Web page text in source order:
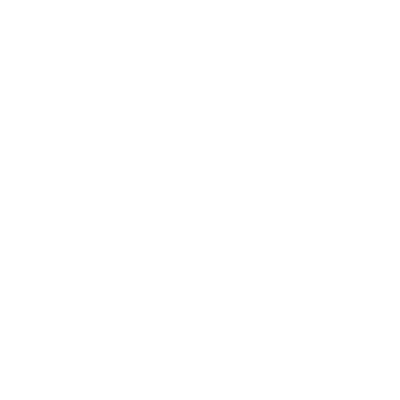
Vipps, Klarna och Google Pay.
debiteras kortet/fakturan.